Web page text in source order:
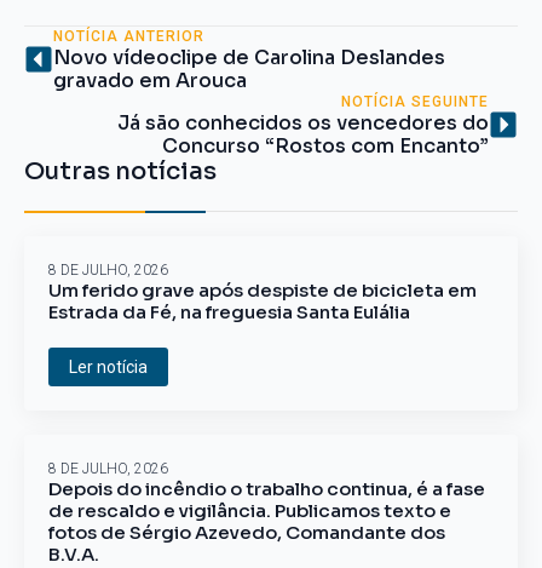
NOTÍCIA ANTERIOR
Novo vídeoclipe de Carolina Deslandes
gravado em Arouca
NOTÍCIA SEGUINTE
Já são conhecidos os vencedores do
Concurso “Rostos com Encanto”
Outras notícias
Um ferido grave após despiste de bicicleta em
Estrada da Fé, na freguesia Santa Eulália
8 DE JULHO, 2026
Ler notícia
Depois do incêndio o trabalho continua, é a fase
de rescaldo e vigilância. Publicamos texto e
fotos de Sérgio Azevedo, Comandante dos
B.V.A.
8 DE JULHO, 2026